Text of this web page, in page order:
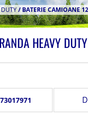
/BATERIE CAMIOANE
HEAVY DUTY